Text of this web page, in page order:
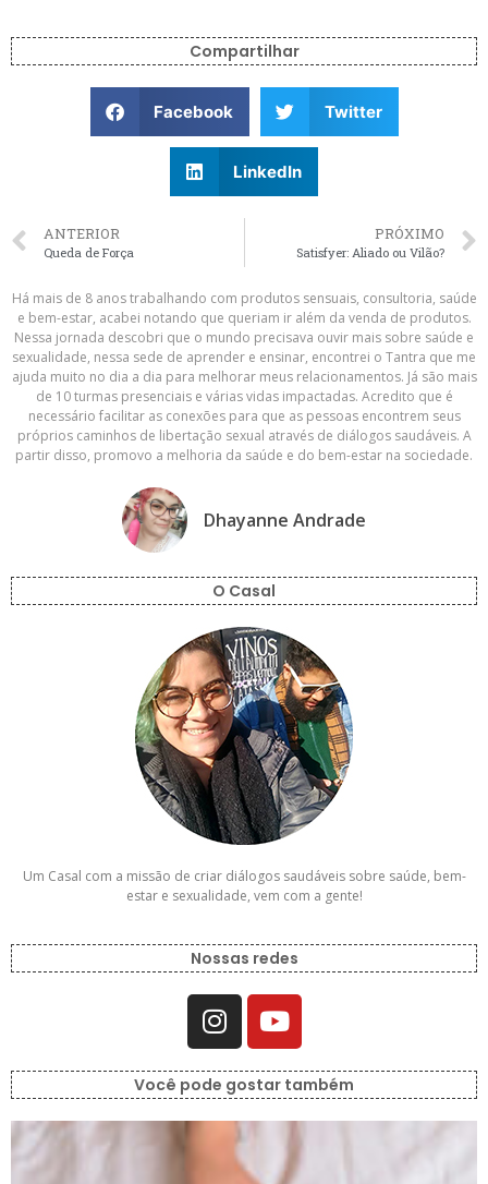
Compartilhar
Facebook Twitter
LinkedIn
ANTERIOR
Queda de Força
PRÓXIMO
Satisfyer: Aliado ou Vilão?
Há mais de 8 anos trabalhando com produtos sensuais, consultoria, saúde
e bem-estar, acabei notando que queriam ir além da venda de produtos.
Nessa jornada descobri que o mundo precisava ouvir mais sobre saúde e
sexualidade, nessa sede de aprender e ensinar, encontrei o Tantra que me
ajuda muito no dia a dia para melhorar meus relacionamentos. Já são mais
de 10 turmas presenciais e várias vidas impactadas. Acredito que é
necessário facilitar as conexões para que as pessoas encontrem seus
próprios caminhos de libertação sexual através de diálogos saudáveis. A
partir disso, promovo a melhoria da saúde e do bem-estar na sociedade.
Dhayanne Andrade
O Casal
Um Casal com a missão de criar diálogos saudáveis sobre saúde, bem-
estar e sexualidade, vem com a gente!
Nossas redes
Você pode gostar também